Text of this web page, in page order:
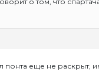
понта еще не раскрыт,